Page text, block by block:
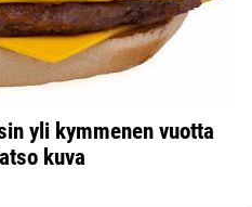
yli kymmenen vuotta
kuva